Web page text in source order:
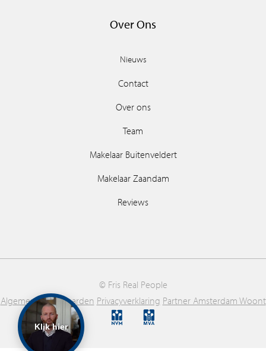
Over Ons
Nieuws
Contact
Over ons
Team
Makelaar Buitenveldert
Makelaar Zaandam
Reviews
© Fris Real People
Algemene voorwaarden Privacyverklaring Partner Amsterdam Woont
Klik hier